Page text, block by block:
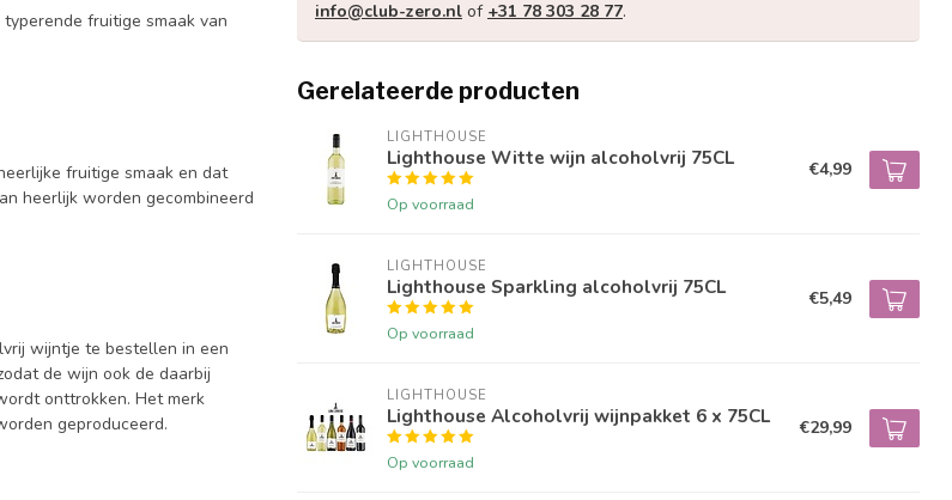
fruitige smaak van
fruitige smaak en dat
heerlijk worden gecombineerd
wijntje te bestellen in een
de wijn ook de daarbij
onttrokken. Het merk
geproduceerd.
info@club-zero.nl of +31 78 303 28 77.
Gerelateerde producten
LIGHTHOUSE
Lighthouse Witte wijn alcoholvrij 75CL
Op voorraad
€4,99
LIGHTHOUSE
Lighthouse Sparkling alcoholvrij 75CL
Op voorraad
€5,49
LIGHTHOUSE
Lighthouse Alcoholvrij wijnpakket 6 x 75CL
Op voorraad
€29,99